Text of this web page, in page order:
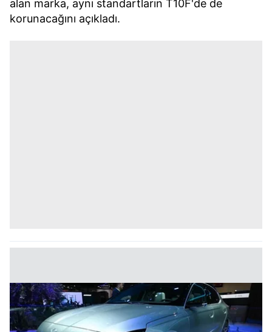
alan marka, aynı standartların T10F'de de
korunacağını açıkladı.